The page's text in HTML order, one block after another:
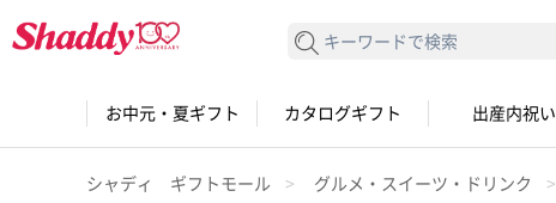
検索する
お中元・夏ギフト カタログギフト 出産内祝い
シャディ ギフトモール グルメ・スイーツ・ドリンク